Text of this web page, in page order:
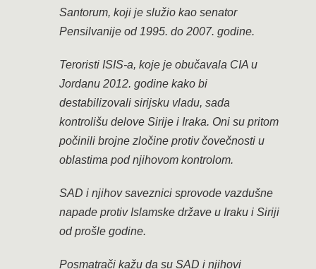
Santorum, koji je služio kao senator
Pensilvanije od 1995. do 2007. godine.
Teroristi ISIS-a, koje je obučavala CIA u
Jordanu 2012. godine kako bi
destabilizovali sirijsku vladu, sada
kontrolišu delove Sirije i Iraka. Oni su pritom
počinili brojne zločine protiv čovečnosti u
oblastima pod njihovom kontrolom.
SAD i njihov saveznici sprovode vazdušne
napade protiv Islamske države u Iraku i Siriji
od prošle godine.
Posmatrači kažu da su SAD i njihovi